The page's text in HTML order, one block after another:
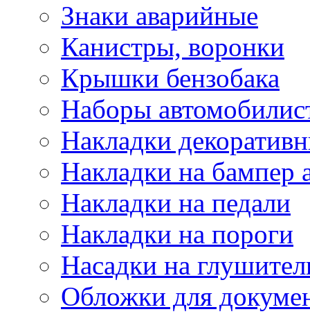
Знаки аварийные
Канистры, воронки
Крышки бензобака
Наборы
Накладки
Накладки на бампер
Накладки на педали
Накладки на пороги
Насадки на
Обложки для